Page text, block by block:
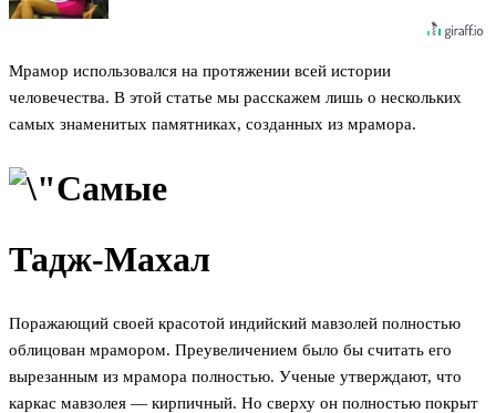
Мрамор использовался на протяжении всей истории
человечества. В этой статье мы расскажем лишь о нескольких
самых знаменитых памятниках, созданных из мрамора.
Тадж-Махал
Поражающий своей красотой индийский мавзолей полностью
облицован мрамором. Преувеличением было бы считать его
вырезанным из мрамора полностью. Ученые утверждают, что
каркас мавзолея — кирпичный. Но сверху он полностью покрыт